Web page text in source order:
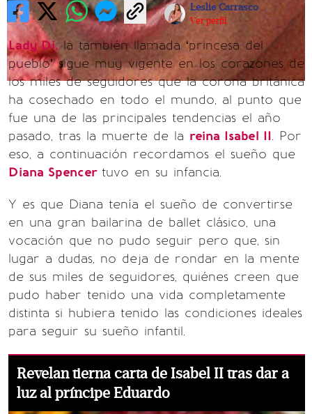
Leslie Carrasco
Ver perfil
Lady Di,la también llamada ‘princesa del
pueblo’ sigue muy vigente en los corazones de
los miles de seguidores que la corona británica
ha cosechado en todo el mundo, al punto que
fue una de las principales tendencias el año
pasado, tras la muerte de la reina Isabel II. Por
eso, a continuación recordamos el sueño que
Diana Spencer tuvo en su infancia.
Y es que Diana tenía el sueño de convertirse
en una gran bailarina de ballet clásico, una
vocación que no pudo seguir pero que, sin
lugar a dudas, no deja de rondar en la mente
de sus miles de seguidores, quiénes creen que
pudo haber tenido una vida completamente
distinta si hubiera tenido las condiciones ideales
para seguir su sueño infantil.
Revelan tierna carta de Isabel II tras dar a
luz al príncipe Eduardo